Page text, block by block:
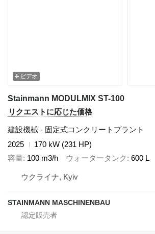
ビデオ
Stainmann MODULMIX ST-100
リクエストに応じた価格
建設機械 - 固定式コンクリートプラント
2025
170 kW (231 HP)
容量 100 m3/h ウォータータンク 600 L
ウクライナ, Kyiv
STAINMANN MASCHINENBAU